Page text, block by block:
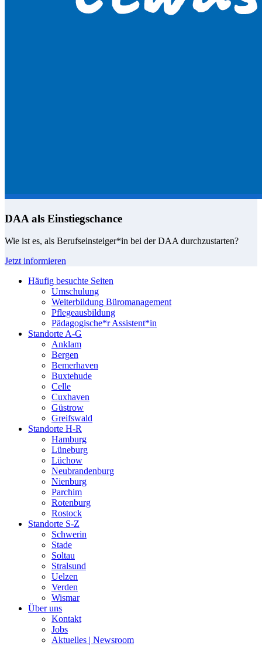
DAA als Einstiegschance
Wie ist es, als Berufseinsteiger*in bei der DAA durchzustarten?
Jetzt informieren
Häufig besuchte Seiten
Umschulung
Weiterbildung Büromanagement
Pflegeausbildung
Pädagogische*r Assistent*in
Standorte A-G
Anklam
Bergen
Bemerhaven
Buxtehude
Celle
Cuxhaven
Güstrow
Greifswald
Standorte H-R
Hamburg
Lüneburg
Lüchow
Neubrandenburg
Nienburg
Parchim
Rotenburg
Rostock
Standorte S-Z
Schwerin
Stade
Soltau
Stralsund
Uelzen
Verden
Wismar
Über uns
Kontakt
Jobs
Aktuelles | Newsroom